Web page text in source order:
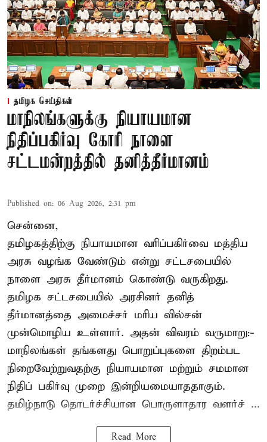
தமிழக செய்திகள்
மாநிலங்களுக்கு நியாயமான
நிதிப்பகிர்வு கோரி நாளை
சட்டமன்றத்தில் தனித்தீர்மானம்
Published on: 06 Aug 2026, 2:31 pm
சென்னை,
தமிழகத்திற்கு நியாயமான வரிப்பகிர்வை மத்திய
அரசு வழங்க வேண்டும் என்று சட்டசபையில்
நாளை அரசு தீர்மானம் கொண்டு வருகிறது.
தமிழக சட்டசபையில் அரசினர் தனித்
தீர்மானத்தை அமைச்சர் மரிய வில்சன்
முன்மொழிய உள்ளார். அதன் விவரம் வருமாறு:-
மாநிலங்கள் தங்களது பொறுப்புகளை திறம்பட
நிறைவேற்றுவதற்கு நியாயமான மற்றும் சமமான
நிதிப் பகிர்வு முறை இன்றியமையாததாகும்.
தமிழ்நாடு தொடர்ச்சியான பொருளாதார வளர்ச் ...
Read More